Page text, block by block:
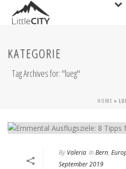
KATEGORIE
Tag Archives for: "lueg"
HOME »
By Valeria In Bern,
September 2019